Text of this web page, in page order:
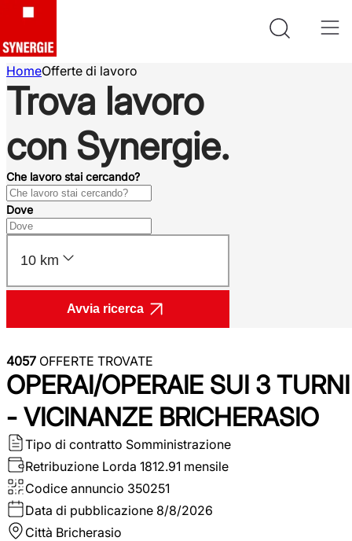
HomeOfferte di lavoro
Trova lavoro
con Synergie.
Che lavoro stai cercando?
Dove
10 km
Avvia ricerca
4057 OFFERTE TROVATE
OPERAI/OPERAIE SUI 3 TURNI
- VICINANZE BRICHERASIO
Tipo di contratto Somministrazione
Retribuzione Lorda 1812.91 mensile
Codice annuncio 350251
Data di pubblicazione 8/8/2026
Città Bricherasio